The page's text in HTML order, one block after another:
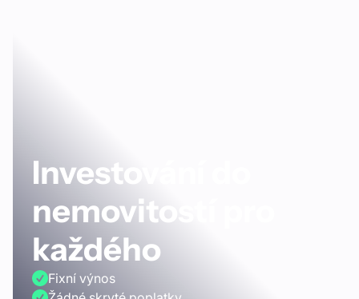
Investování do
nemovitostí pro
každého
Fixní výnos